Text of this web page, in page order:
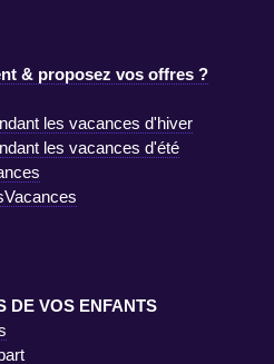
& proposez vos offres ?
les vacances d'hiver
les vacances d'été
DE VOS ENFANTS